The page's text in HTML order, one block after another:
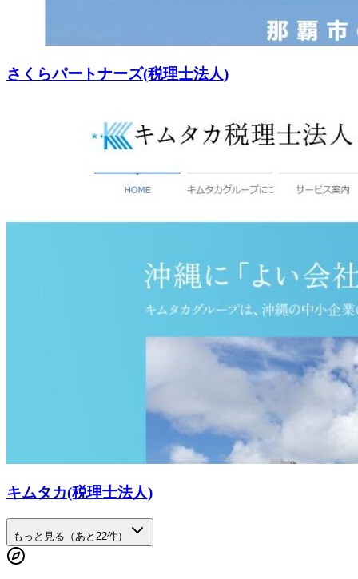
さくらパートナーズ(税理士法人)
キムタカ(税理士法人)
もっと見る（あと 22件）